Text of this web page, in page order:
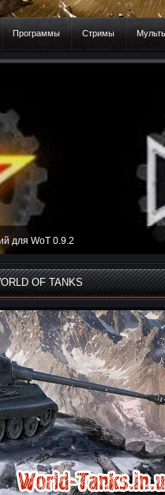
Программы Стримы
для WoT 0.9.2
OF TANKS